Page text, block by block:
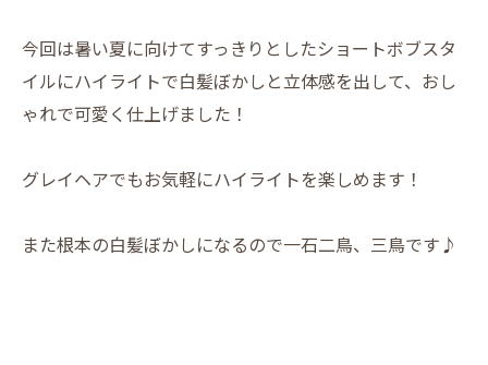
今回は暑い夏に向けてすっきりとしたショートボブスタ
イルにハイライトで白髪ぼかしと立体感を出して、おし
ゃれで可愛く仕上げました！
グレイヘアでもお気軽にハイライトを楽しめます！
また根本の白髪ぼかしになるので一石二鳥、三鳥です♪